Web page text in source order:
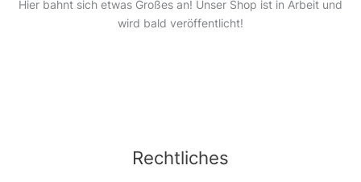
Hier bahnt sich etwas Großes an! Unser Shop ist in Arbeit und
wird bald veröffentlicht!
Rechtliches